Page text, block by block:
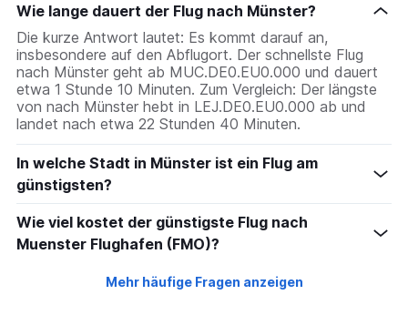
1
Y
axis
displaying
values.
Range:
0
1080.
Wie lange dauert der Flug nach Münster?
Die kurze Antwort lautet: Es kommt darauf an,
insbesondere auf den Abflugort. Der schnellste Flug
nach Münster geht ab MUC.DE0.EU0.000 und dauert
etwa 1 Stunde 10 Minuten. Zum Vergleich: Der längste
von nach Münster hebt in LEJ.DE0.EU0.000 ab und
landet nach etwa 22 Stunden 40 Minuten.
In welche Stadt in Münster ist ein Flug am
günstigsten?
Wie viel kostet der günstigste Flug nach
Muenster Flughafen (FMO)?
Mehr häufige Fragen anzeigen